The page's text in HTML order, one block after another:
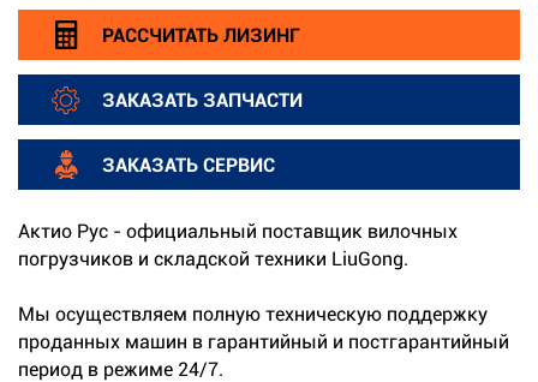
РАССЧИТАТЬ ЛИЗИНГ
ЗАКАЗАТЬ ЗАПЧАСТИ
ЗАКАЗАТЬ СЕРВИС
Актио Рус - официальный поставщик вилочных
погрузчиков и складской техники LiuGong.
Мы осуществляем полную техническую поддержку
проданных машин в гарантийный и постгарантийный
период в режиме 24/7.